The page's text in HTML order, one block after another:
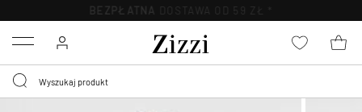
BEZPŁATNA DOSTAWA OD 59 ZŁ *
Menu